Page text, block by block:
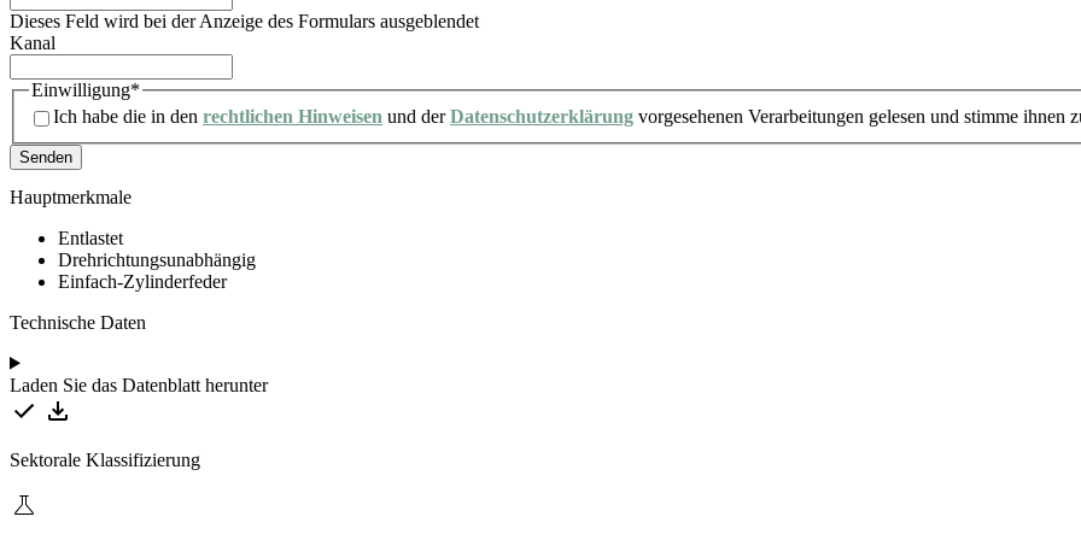
Dieses Feld wird bei der Anzeige des Formulars ausgeblendet
Kanal
Einwilligung*
Ich habe die in den rechtlichen Hinweisen und derDatenschutzerklärung vorgesehenen Verarbeitungen gelesen und stimme ihnen
Hauptmerkmale
Entlastet
Drehrichtungsunabhängig
Einfach-Zylinderfeder
Technische Daten
Laden Sie das Datenblatt herunter
Sektorale Klassifizierung